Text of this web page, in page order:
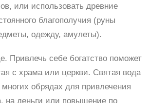
или использовать древние
благополучия (руны
одежду, амулеты).
Привлечь себе богатство поможет
с храма или церкви. Святая вода
многих обрядах для привлечения
на деньги или повышение по